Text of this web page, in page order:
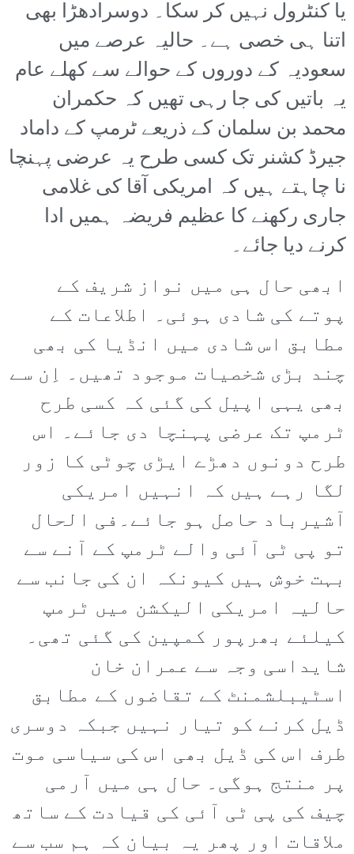
یا کنٹرول نہیں کر سکا۔ دوسرادھڑا بھی
اتنا ہی خصی ہے۔ حالیہ عرصے میں
سعودیہ کے دوروں کے حوالے سے کھلے عام
یہ باتیں کی جا رہی تھیں کہ حکمران
محمد بن سلمان کے ذریعے ٹرمپ کے داماد
جیرڈ کشنر تک کسی طرح یہ عرضی پہنچا
نا چاہتے ہیں کہ امریکی آقا کی غلامی
جاری رکھنے کا عظیم فریضہ ہمیں ادا
کرنے دیا جائے۔
ابھی حال ہی میں نواز شریف کے
پوتے کی شادی ہوئی۔ اطلاعات کے
مطابق اس شادی میں انڈیا کی بھی
چند بڑی شخصیات موجود تھیں۔ اِن سے
بھی یہی اپیل کی گئی کہ کسی طرح
ٹرمپ تک عرضی پہنچا دی جائے۔ اس
طرح دونوں دھڑے ایڑی چوٹی کا زور
لگا رہے ہیں کہ انہیں امریکی
آشیرباد حاصل ہو جائے۔فی الحال
تو پی ٹی آئی والے ٹرمپ کے آنے سے
بہت خوش ہیں کیونکہ ان کی جانب سے
حالیہ امریکی الیکشن میں ٹرمپ
کیلئے بھرپور کمپین کی گئی تھی۔
شایداسی وجہ سے عمران خان
اسٹیبلشمنٹ کے تقاضوں کے مطابق
ڈیل کرنے کو تیار نہیں جبکہ دوسری
طرف اس کی ڈیل بھی اس کی سیاسی موت
پر منتج ہوگی۔ حال ہی میں آرمی
چیف کی پی ٹی آئی کی قیادت کے ساتھ
ملاقات اور پھر یہ بیان کہ ہم سب سے